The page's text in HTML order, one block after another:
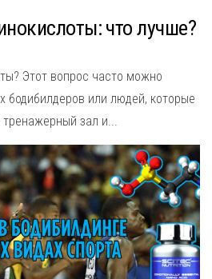
что лучше?
Этот вопрос часто можно
или людей, которые
зал и...